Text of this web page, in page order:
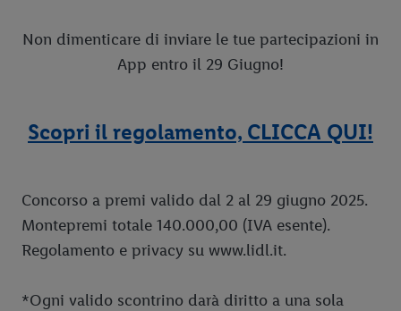
Non dimenticare di inviare le tue partecipazioni in
App entro il 29 Giugno!
Scopri il regolamento, CLICCA QUI!
Concorso a premi valido dal 2 al 29 giugno 2025.
Montepremi totale 140.000,00 (IVA esente).
Regolamento e privacy su www.lidl.it.
*Ogni valido scontrino darà diritto a una sola